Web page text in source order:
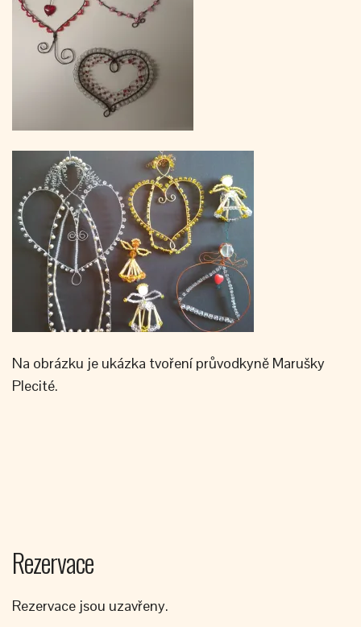
Na obrázku je ukázka tvoření průvodkyně Marušky
Plecité.
Rezervace
Rezervace jsou uzavřeny.